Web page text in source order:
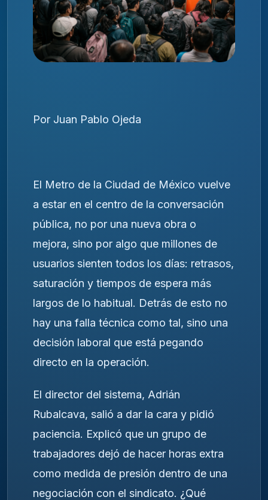
Por Juan Pablo Ojeda
El Metro de la Ciudad de México vuelve
a estar en el centro de la conversación
pública, no por una nueva obra o
mejora, sino por algo que millones de
usuarios sienten todos los días: retrasos,
saturación y tiempos de espera más
largos de lo habitual. Detrás de esto no
hay una falla técnica como tal, sino una
decisión laboral que está pegando
directo en la operación.
El director del sistema, Adrián
Rubalcava, salió a dar la cara y pidió
paciencia. Explicó que un grupo de
trabajadores dejó de hacer horas extra
como medida de presión dentro de una
negociación con el sindicato. ¿Qué